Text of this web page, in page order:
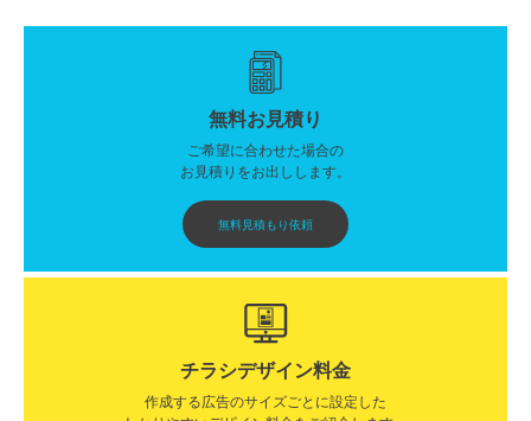
無料お見積り
ご希望に合わせた場合の
お見積りをお出しします。
無料見積もり依頼
チラシデザイン料金
作成する広告のサイズごとに設定した